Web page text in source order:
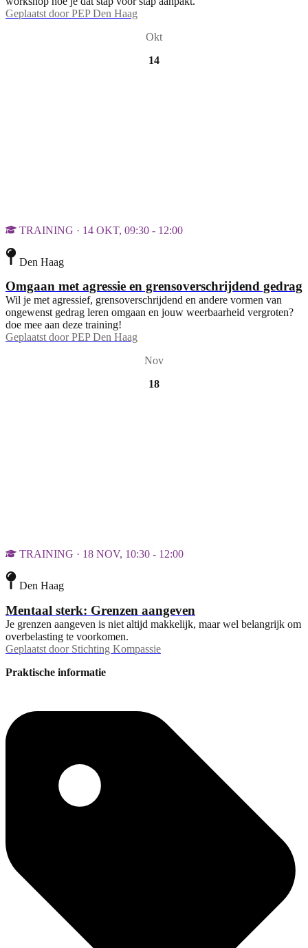
Geplaatst door PEP Den Haag
Okt
14
TRAINING · 14 OKT, 09:30 - 12:00
Den Haag
Omgaan met agressie en grensoverschrijdend gedrag
Wil je met agressief, grensoverschrijdend en andere vormen van
ongewenst gedrag leren omgaan en jouw weerbaarheid vergroten?
doe mee aan deze training!
Geplaatst door PEP Den Haag
Nov
18
TRAINING · 18 NOV, 10:30 - 12:00
Den Haag
Mentaal sterk: Grenzen aangeven
Je grenzen aangeven is niet altijd makkelijk, maar wel belangrijk om
overbelasting te voorkomen.
Geplaatst door Stichting Kompassie
Praktische informatie